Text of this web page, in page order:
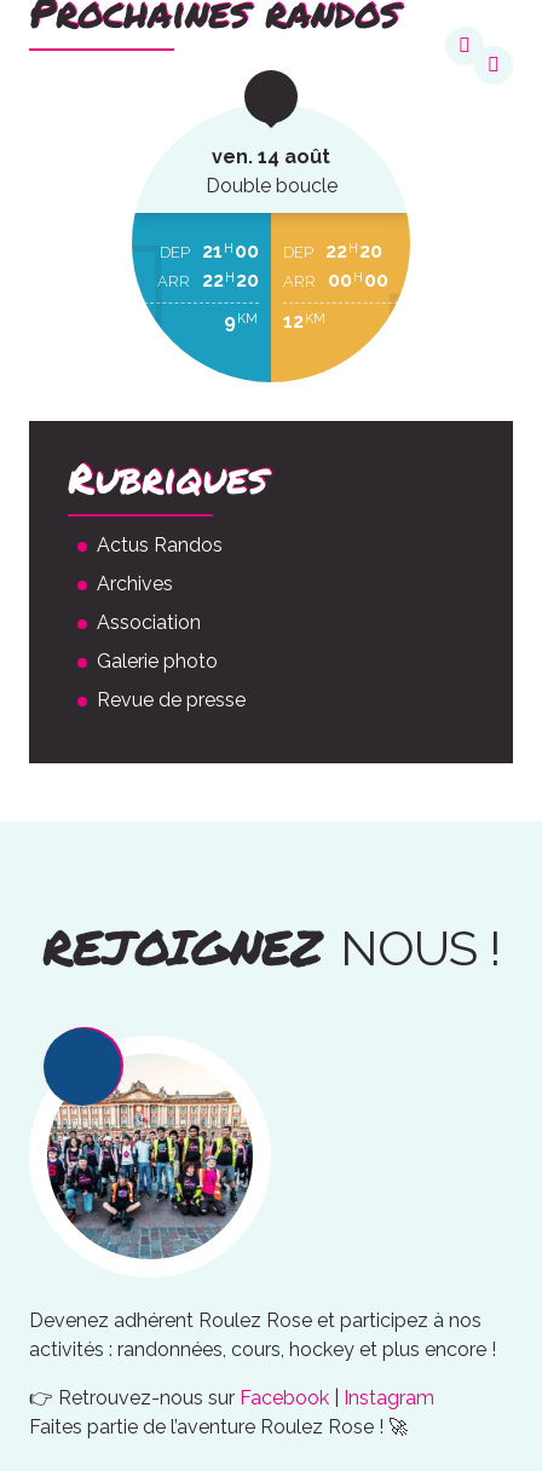
ven. 14 août
Double boucle
DEP 21 H 00
ARR 22 H 20
9 KM
DEP 22 H 20
ARR 00 H 00
12 KM
Rubriques
Actus Randos
Archives
Association
Galerie photo
Revue de presse
REJOIGNEZ NOUS !
Devenez adhérent Roulez Rose et participez à nos
activités : randonnées, cours, hockey et plus encore !
👉 Retrouvez-nous sur Facebook
Instagram
Faites partie de l’aventure Roulez Rose ! 🚀